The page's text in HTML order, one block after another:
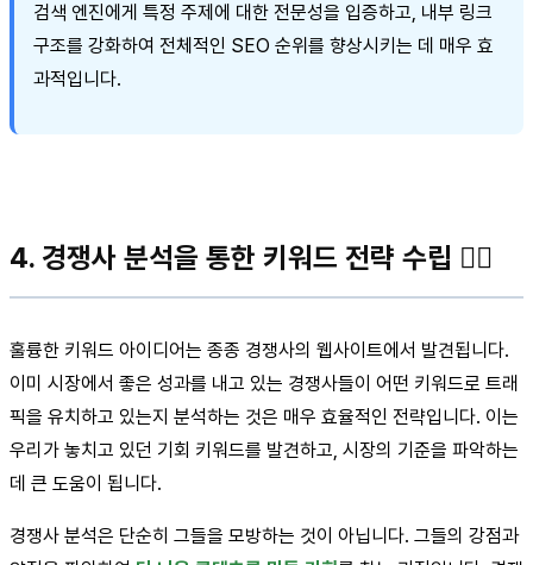
검색 엔진에게 특정 주제에 대한 전문성을 입증하고, 내부 링크
구조를 강화하여 전체적인 SEO 순위를 향상시키는 데 매우 효
과적입니다.
4. 경쟁사 분석을 통한 키워드 전략 수립 🕵️‍♂️
훌륭한 키워드 아이디어는 종종 경쟁사의 웹사이트에서 발견됩니다.
이미 시장에서 좋은 성과를 내고 있는 경쟁사들이 어떤 키워드로 트래
픽을 유치하고 있는지 분석하는 것은 매우 효율적인 전략입니다. 이는
우리가 놓치고 있던 기회 키워드를 발견하고, 시장의 기준을 파악하는
데 큰 도움이 됩니다.
경쟁사 분석은 단순히 그들을 모방하는 것이 아닙니다. 그들의 강점과